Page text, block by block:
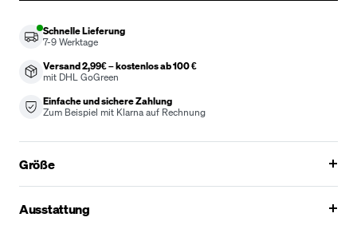
Schnelle Lieferung
7-9Werktage
Versand 2,99€ – kostenlos ab 100 €
mit DHL GoGreen
Einfache und sichere Zahlung
Zum Beispiel mit Klarna auf Rechnung
Größe
Ausstattung